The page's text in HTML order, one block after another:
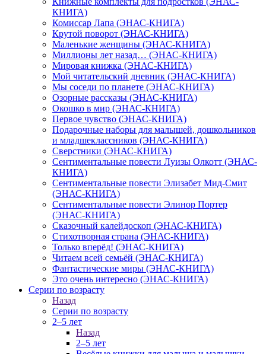
КНИГА)
Комиссар Лапа (ЭНАС-КНИГА)
Крутой поворот (ЭНАС-КНИГА)
Маленькие женщины (ЭНАС-КНИГА)
Миллионы лет назад… (ЭНАС-КНИГА)
Мировая книжка (ЭНАС-КНИГА)
Мой читательский дневник (ЭНАС-КНИГА)
Мы соседи по планете (ЭНАС-КНИГА)
Озорные рассказы (ЭНАС-КНИГА)
Окошко в мир (ЭНАС-КНИГА)
Первое чувство (ЭНАС-КНИГА)
Подарочные наборы для малышей, дошкольников
и младшеклассников (ЭНАС-КНИГА)
Сверстники (ЭНАС-КНИГА)
Сентиментальные повести Луизы Олкотт (ЭНАС-
КНИГА)
Сентиментальные повести Элизабет Мид-Смит
(ЭНАС-КНИГА)
Сентиментальные повести Элинор Портер
(ЭНАС-КНИГА)
Сказочный калейдоскоп (ЭНАС-КНИГА)
Стихотворная страна (ЭНАС-КНИГА)
Только вперёд! (ЭНАС-КНИГА)
Читаем всей семьёй (ЭНАС-КНИГА)
Фантастические миры (ЭНАС-КНИГА)
Это очень интересно (ЭНАС-КНИГА)
Серии по возрасту
Назад
Серии по возрасту
2–5 лет
Назад
2–5 лет